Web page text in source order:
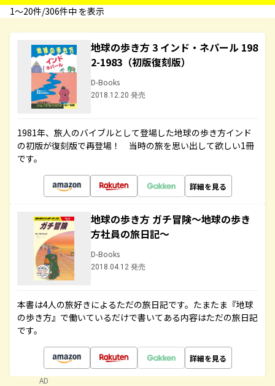
1〜20件/306件中 を表示
地球の歩き方 3 インド・ネパール 198
2-1983（初版復刻版）
D-Books
2018.12.20 発売
1981年、旅人のバイブルとして登場した地球の歩き方インド
の初版が復刻版で再登場！ 当時の旅を思い出して欲しい1冊
です。
詳細を見る
地球の歩き方 ガチ冒険～地球の歩き
方社員の旅日記～
D-Books
2018.04.12 発売
本書は4人の旅好きによるただの旅日記です。たまたま『地球
の歩き方』で働いているだけで書いてある内容はただの旅日記
です。
詳細を見る
AD